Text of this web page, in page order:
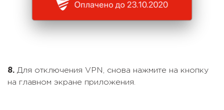
8. Для отключения VPN, снова нажмите на кнопку
на главном экране приложения.